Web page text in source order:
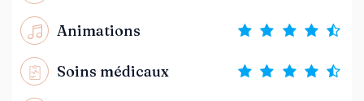
Animations
Soins médicaux